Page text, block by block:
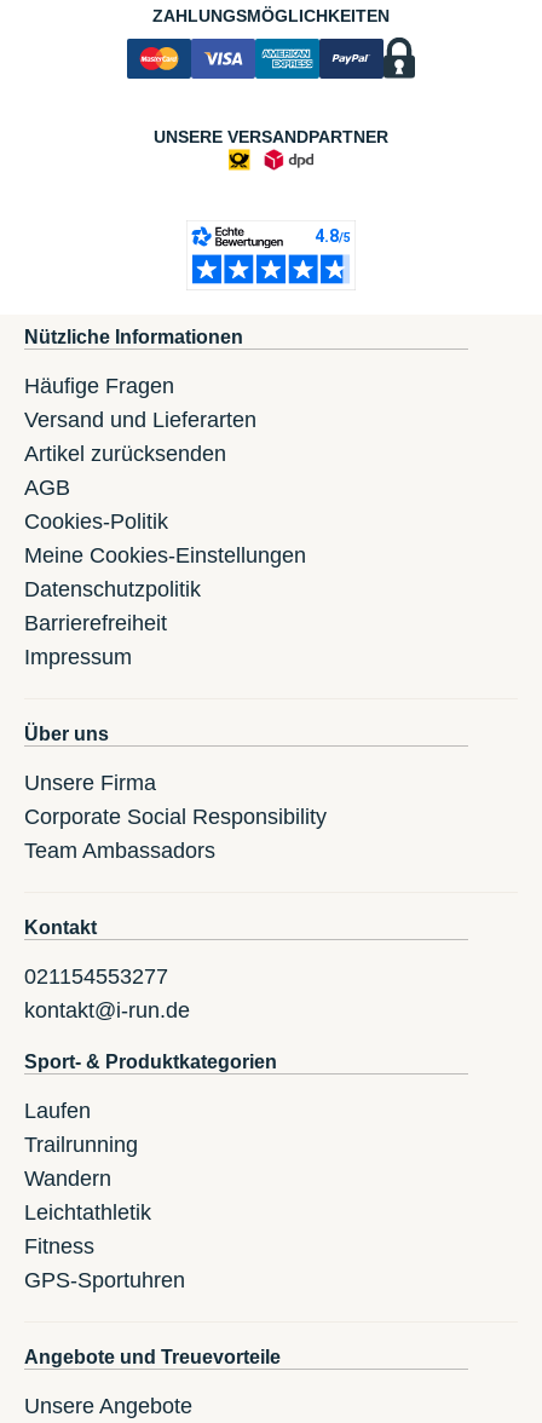
ZAHLUNGSMÖGLICHKEITEN
UNSERE VERSANDPARTNER
Nützliche Informationen
Häufige Fragen
Versand und Lieferarten
Artikel zurücksenden
AGB
Cookies-Politik
Meine Cookies-Einstellungen
Datenschutzpolitik
Barrierefreiheit
Impressum
Über uns
Unsere Firma
Corporate Social Responsibility
Team Ambassadors
Kontakt
021154553277
kontakt@i-run.de
Sport- & Produktkategorien
Laufen
Trailrunning
Wandern
Leichtathletik
Fitness
GPS-Sportuhren
Angebote und Treuevorteile
Unsere Angebote